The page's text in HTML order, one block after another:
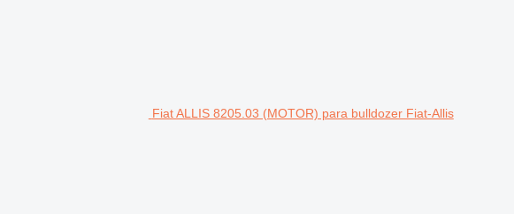
Fiat ALLIS 8205.03 (MOTOR) para bulldozer Fiat-Allis